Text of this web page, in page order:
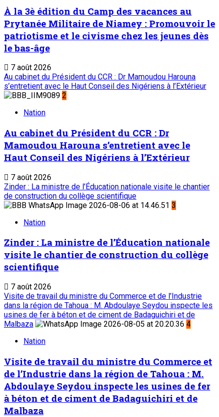
À la 3è édition du Camp des vacances au
Prytanée Militaire de Niamey : Promouvoir le
patriotisme et le civisme chez les jeunes dès
le bas-âge
7 août 2026
Au cabinet du Président du CCR : Dr Mamoudou Harouna
s’entretient avec le Haut Conseil des Nigériens à l’Extérieur
2
Nation
Au cabinet du Président du CCR : Dr
Mamoudou Harouna s’entretient avec le
Haut Conseil des Nigériens à l’Extérieur
7 août 2026
Zinder : La ministre de l’Éducation nationale visite le chantier
de construction du collège scientifique
3
Nation
Zinder : La ministre de l’Éducation nationale
visite le chantier de construction du collège
scientifique
7 août 2026
Visite de travail du ministre du Commerce et de l’Industrie
dans la région de Tahoua : M. Abdoulaye Seydou inspecte les
usines de fer à béton et de ciment de Badaguichiri et de
Malbaza
4
Nation
Visite de travail du ministre du Commerce et
de l’Industrie dans la région de Tahoua : M.
Abdoulaye Seydou inspecte les usines de fer
à béton et de ciment de Badaguichiri et de
Malbaza